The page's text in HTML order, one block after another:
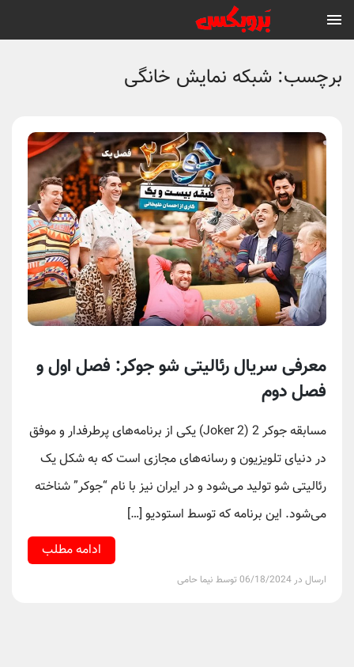
برچسب: شبکه نمایش خانگی
معرفی سریال رئالیتی شو جوکر: فصل اول و
فصل دوم
مسابقه جوکر 2 (Joker 2) یکی از برنامه‌های پرطرفدار و موفق
در دنیای تلویزیون و رسانه‌های مجازی است که به شکل یک
رئالیتی شو تولید می‌شود و در ایران نیز با نام “جوکر” شناخته
می‌شود. این برنامه که توسط استودیو […]
ادامه مطلب
ارسال در 06/18/2024 توسط نیما حامی